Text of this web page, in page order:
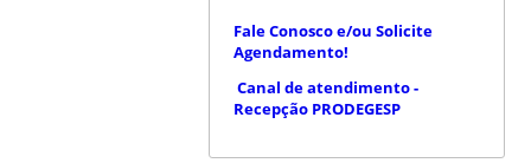
Fale Conosco e/ou Solicite
Agendamento!
Canal de atendimento -
Recepção PRODEGESP